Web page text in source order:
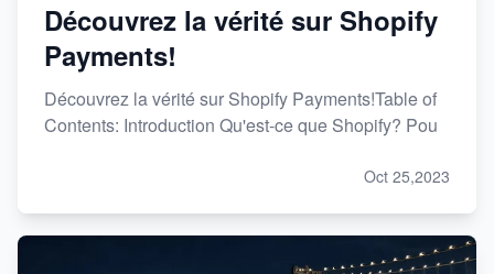
Découvrez la vérité sur Shopify
Payments!
Découvrez la vérité sur Shopify Payments!Table of
Contents: Introduction Qu'est-ce que Shopify? Pou
Oct 25,2023